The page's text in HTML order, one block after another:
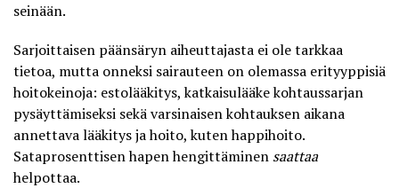
seinään.
Sarjoittaisen päänsäryn aiheuttajasta ei ole tarkkaa
tietoa, mutta onneksi sairauteen on olemassa erityyppisiä
hoitokeinoja: estolääkitys, katkaisulääke kohtaussarjan
pysäyttämiseksi sekä varsinaisen kohtauksen aikana
annettava lääkitys ja hoito, kuten happihoito.
Sataprosenttisen hapen hengittäminen saattaa
helpottaa.